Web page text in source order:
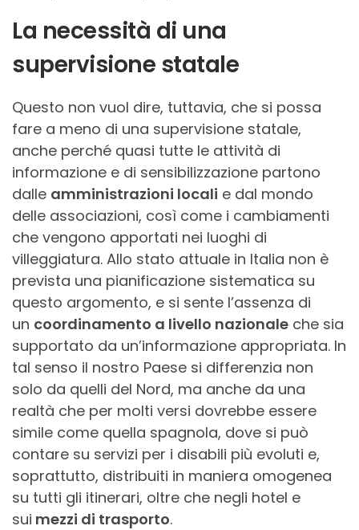
La necessità di una
supervisione statale
Questo non vuol dire, tuttavia, che si possa
fare a meno di una supervisione statale,
anche perché quasi tutte le attività di
informazione e di sensibilizzazione partono
dalle amministrazioni locali e dal mondo
delle associazioni, così come i cambiamenti
che vengono apportati nei luoghi di
villeggiatura. Allo stato attuale in Italia non è
prevista una pianificazione sistematica su
questo argomento, e si sente l’assenza di
un coordinamento a livello nazionale che sia
supportato da un’informazione appropriata. In
tal senso il nostro Paese si differenzia non
solo da quelli del Nord, ma anche da una
realtà che per molti versi dovrebbe essere
simile come quella spagnola, dove si può
contare su servizi per i disabili più evoluti e,
soprattutto, distribuiti in maniera omogenea
su tutti gli itinerari, oltre che negli hotel e
sui mezzi di trasporto.